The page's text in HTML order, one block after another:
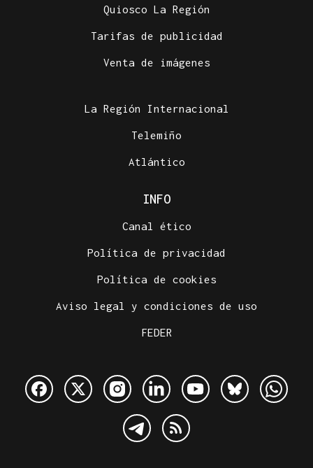
Quiosco La Región
Tarifas de publicidad
Venta de imágenes
La Región Internacional
Telemiño
Atlántico
INFO
Canal ético
Política de privacidad
Política de cookies
Aviso legal y condiciones de uso
FEDER